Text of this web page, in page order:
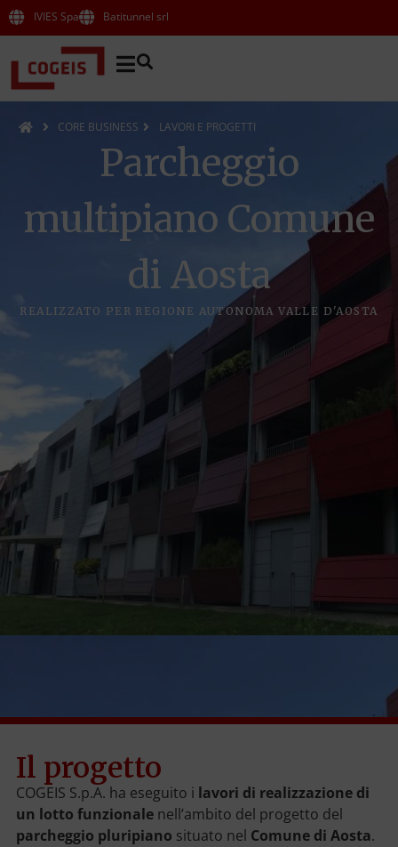
IVIES Spa Batitunnel srl
CORE BUSINESS LAVORI E PROGETTI
Parcheggio
multipiano Comune
di Aosta
REALIZZATO PER REGIONE AUTONOMA VALLE D'AOSTA
Il progetto
COGEIS S.p.A. ha eseguito i lavori di realizzazione di
un lotto funzionalenell’ambito del progetto del
parcheggio pluripiano situato nel Comune di Aosta.